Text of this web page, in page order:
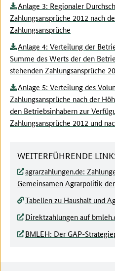
Anlage 3: Regionaler
Zahlungsansprüche 2012 nach
Zahlungsansprüche
Anlage 4: Verteilung der
Summe des Werts der den
stehenden Zahlungsansprüche
Anlage 5: Verteilung des
Zahlungsansprüche nach der
den Betriebsinhabern zur
Zahlungsansprüche 2012 und
WEITERFÜHRENDE
agrarzahlungen.de:
Gemeinsamen Agrarpolitik
Tabellen zu Haushalt und
Direktzahlungen auf
BMLEH: Der GAP-